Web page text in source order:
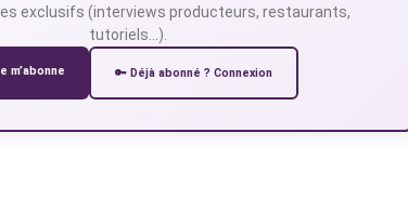
exclusifs (interviews producteurs, restaurants,
tutoriels…).
m’abonne 🔑 Déjà abonné ? Connexion